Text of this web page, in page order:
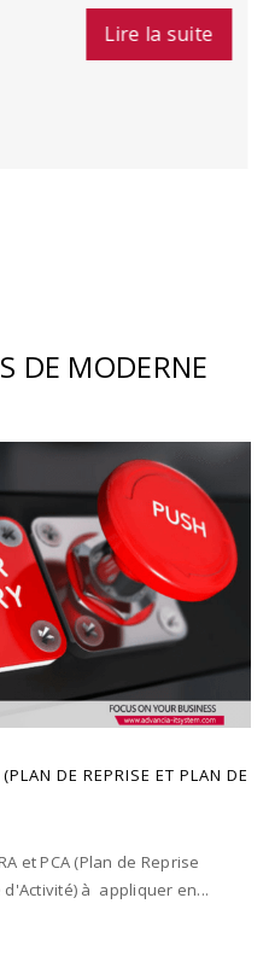
Lire la suite
DE MODERNE
DE REPRISE ET PLAN DE
et PCA (Plan de Reprise
à appliquer en...